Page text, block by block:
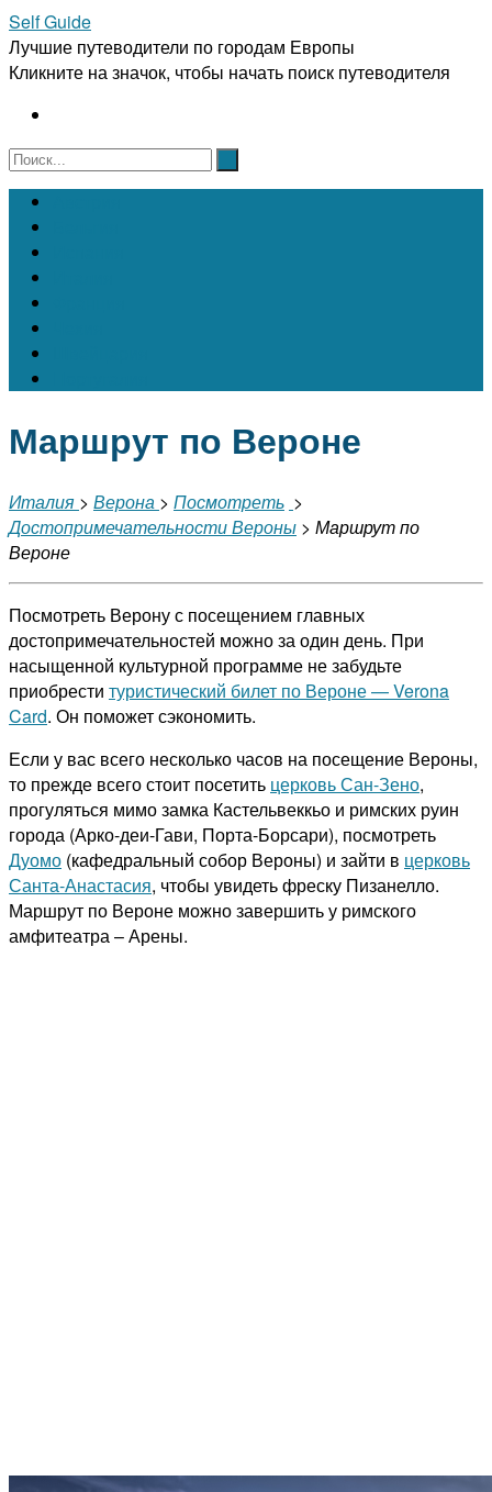
Self Guide
Лучшие путеводители по городам Европы
Кликните на значок, чтобы начать поиск путеводителя
Маршрут по Вероне
Италия > Верона > Посмотреть >
Достопримечательности Вероны > Маршрут по
Вероне
Посмотреть Верону с посещением главных
достопримечательностей можно за один день. При
насыщенной культурной программе не забудьте
приобрести туристический билет по Вероне — Verona
Card. Он поможет сэкономить.
Если у вас всего несколько часов на посещение Вероны,
то прежде всего стоит посетить церковь Сан-Зено,
прогуляться мимо замка Кастельвеккьо и римских руин
города (Арко-деи-Гави, Порта-Борсари), посмотреть
Дуомо (кафедральный собор Вероны) и зайти в церковь
Санта-Анастасия, чтобы увидеть фреску Пизанелло.
Маршрут по Вероне можно завершить у римского
амфитеатра – Арены.